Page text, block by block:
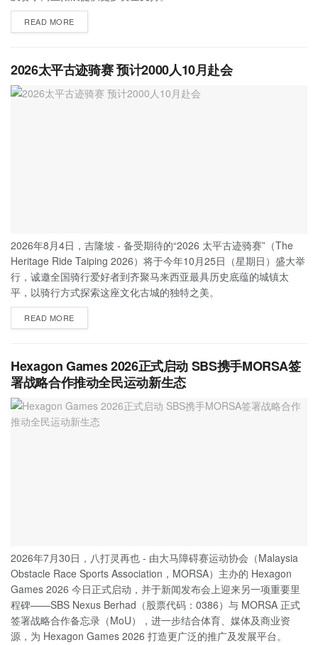
READ MORE
2026太平古迹骑赛 预计2000人10月赴会
2026年8月4日，吉隆坡 - 备受期待的“2026 太平古迹骑赛”（The
Heritage Ride Taiping 2026）将于今年10月25日（星期日）盛大举
行，诚邀全国骑行爱好者到齐聚马来西亚最具历史底蕴的城镇太
平，以骑行方式探索这座文化古城的独特之美。
READ MORE
Hexagon Games 2026正式启动 SBS携手MORSA签
署战略合作推动全民运动新生态
2026年7月30日，八打灵再也 - 由大马障碍赛运动协会（Malaysia
Obstacle Race Sports Association，MORSA）主办的 Hexagon
Games 2026 今日正式启动，并于新闻发布会上迎来另一项重要里
程碑——SBS Nexus Berhad（股票代码：0386）与 MORSA 正式
签署战略合作备忘录（MoU），进一步结合体育、媒体及商业资
源，为 Hexagon Games 2026 打造更广泛的推广及发展平台。